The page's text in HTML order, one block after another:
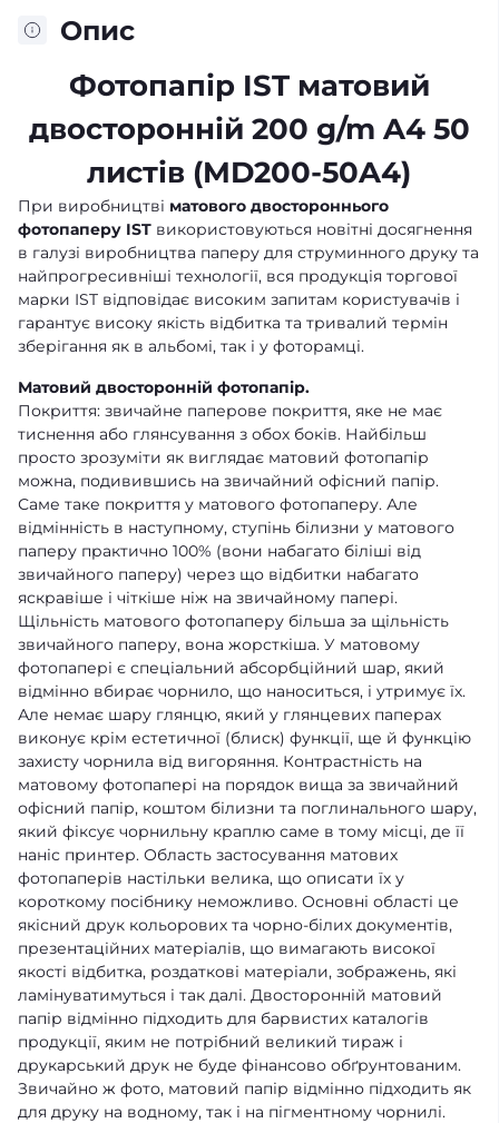
Опис
Фотопапір IST матовий
двосторонній 200 g/m A4 50
листів (MD200-50A4)
При виробництві матового двостороннього
фотопаперу IST використовуються новітні досягнення
в галузі виробництва паперу для струминного друку та
найпрогресивніші технології, вся продукція торгової
марки IST відповідає високим запитам користувачів і
гарантує високу якість відбитка та тривалий термін
зберігання як в альбомі, так і у фоторамці.
Матовий двосторонній фотопапір.
Покриття: звичайне паперове покриття, яке не має
тиснення або глянсування з обох боків. Найбільш
просто зрозуміти як виглядає матовий фотопапір
можна, подивившись на звичайний офісний папір.
Саме таке покриття у матового фотопаперу. Але
відмінність в наступному, ступінь білизни у матового
паперу практично 100% (вони набагато біліші від
звичайного паперу) через що відбитки набагато
яскравіше і чіткіше ніж на звичайному папері.
Щільність матового фотопаперу більша за щільність
звичайного паперу, вона жорсткіша. У матовому
фотопапері є спеціальний абсорбційний шар, який
відмінно вбирає чорнило, що наноситься, і утримує їх.
Але немає шару глянцю, який у глянцевих паперах
виконує крім естетичної (блиск) функції, ще й функцію
захисту чорнила від вигоряння. Контрастність на
матовому фотопапері на порядок вища за звичайний
офісний папір, коштом білизни та поглинального шару,
який фіксує чорнильну краплю саме в тому місці, де її
наніс принтер. Область застосування матових
фотопаперів настільки велика, що описати їх у
короткому посібнику неможливо. Основні області це
якісний друк кольорових та чорно-білих документів,
презентаційних матеріалів, що вимагають високої
якості відбитка, роздаткові матеріали, зображень, які
ламінуватимуться і так далі. Двосторонній матовий
папір відмінно підходить для барвистих каталогів
продукції, яким не потрібний великий тираж і
друкарський друк не буде фінансово обґрунтованим.
Звичайно ж фото, матовий папір відмінно підходить як
для друку на водному, так і на пігментному чорнилі.